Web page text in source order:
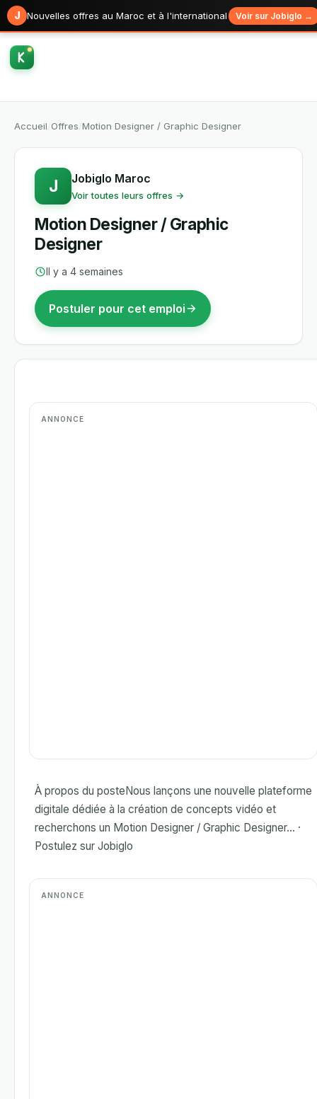
J Nouvelles offres au Maroc et à l'international Voir sur Jobiglo →
Accueil Offres Motion Designer / Graphic Designer
J Jobiglo Maroc
Voir toutes leurs offres →
Motion Designer / Graphic
Designer
Il y a 4 semaines
Postuler pour cet emploi
À propos du posteNous lançons une nouvelle plateforme
digitale dédiée à la création de concepts vidéo et
recherchons un Motion Designer / Graphic Designer... ·
Postulez sur Jobiglo